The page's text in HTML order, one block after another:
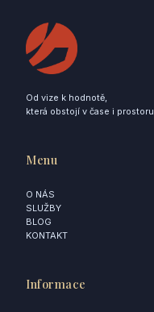
Od vize k hodnotě,
která obstojí v čase i prostoru
Menu
O NÁS
SLUŽBY
BLOG
KONTAKT
Informace